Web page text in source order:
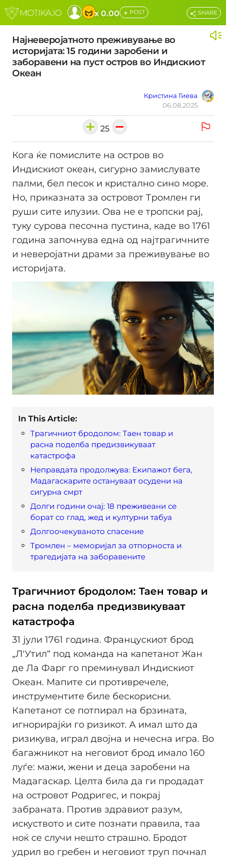
x 0.00 + POST
Најневеројатното преживување во
историјата: 15 години заробени и
заборавени на пуст остров во Индискиот
Океан
Кристина Гиева
06.08.2025
SHARE
25
Кога ќе помислите на остров во
Индискиот океан, сигурно замислувате
палми, бел песок и кристално сино море.
Но, приказната за островот Тромлен ги
руши сите илузии. Ова не е тропски рај,
туку сурова песочна пустина, каде во 1761
година започнува една од најтрагичните
и неверојатни драми за преживување во
историјата.
In This Article:
Трагичниот бродолом: Таен товар и
расна поделба предизвикуваат
катастрофа
Неправдата продолжува: Екипажот бега,
Мадагаскарите остануваат осудени на
сигурна смрт
Долги години очај: 18 преживеани се
борат со глад, жед и културни табуа
Долгоочекуваното спасение
Тромлен – меморијал за отпорноста и
трагедијата на заборавените
Трагичниот бродолом: Таен товар и
расна поделба предизвикуваат
катастрофа
31 јули 1761 година. Францускиот брод
„Л'Утил“ под команда на капетанот Жан
де Ла Фарг го преминувал Индискиот
Океан. Мапите си противречеле,
инструментите биле бескорисни.
Капетанот се потпирал на брзината,
игнорирајќи го ризикот. А имал што да
ризикува, играл двојна и нечесна игра. Во
багажникот на неговиот брод имало 160
луѓе: мажи, жени и деца заробени на
Мадагаскар. Целта била да ги продадат
на островот Родригес, и покрај
забраната. Против здравиот разум,
искуството и сите познати правила, таа
ноќ се случи нешто страшно. Бродот
удрил во гребен и неговиот труп почнал